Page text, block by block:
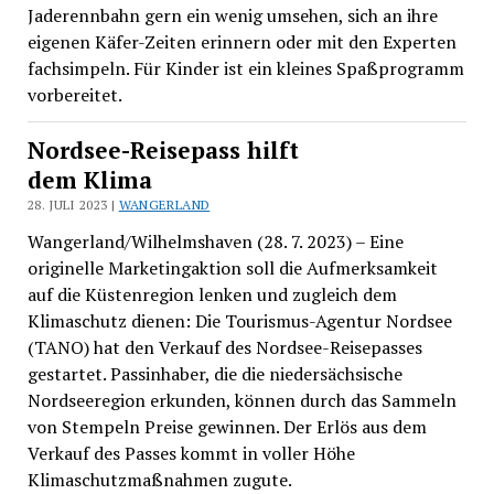
Jaderennbahn gern ein wenig umsehen, sich an ihre
eigenen Käfer-Zeiten erinnern oder mit den Experten
fachsimpeln. Für Kinder ist ein kleines Spaßprogramm
vorbereitet.
Nordsee-Reisepass hilft
dem Klima
28. JULI 2023 | WANGERLAND
Wangerland/Wilhelmshaven (28. 7. 2023) – Eine
originelle Marketingaktion soll die Aufmerksamkeit
auf die Küstenregion lenken und zugleich dem
Klimaschutz dienen: Die Tourismus-Agentur Nordsee
(TANO) hat den Verkauf des Nordsee-Reisepasses
gestartet. Passinhaber, die die niedersächsische
Nordseeregion erkunden, können durch das Sammeln
von Stempeln Preise gewinnen. Der Erlös aus dem
Verkauf des Passes kommt in voller Höhe
Klimaschutzmaßnahmen zugute.